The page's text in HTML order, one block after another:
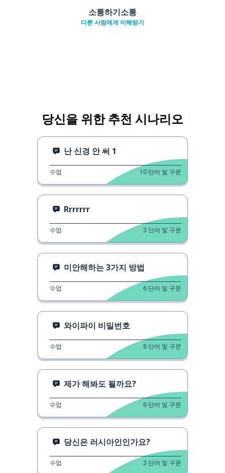
소통하기소통
다른 사람에게 이해받기
당신을 위한 추천 시나리오
난 신경 안 써 1
수업 10 단어 및 구문
Rrrrrrr
수업 3 단어 및 구문
미안해하는 3가지 방법
수업 6 단어 및 구문
와이파이 비밀번호
수업 8 단어 및 구문
제가 해봐도 될까요?
수업 6 단어 및 구문
당신은 러시아인인가요?
수업 3 단어 및 구문